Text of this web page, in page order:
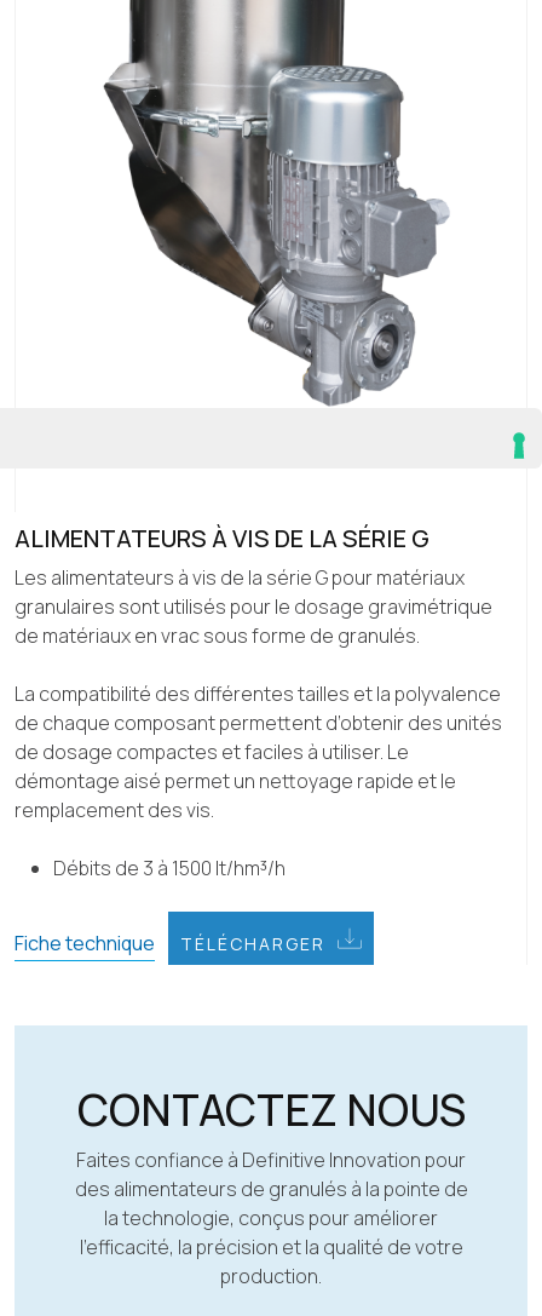
ALIMENTATEURS À VIS DE LA SÉRIE G
Les alimentateurs à vis de la série G pour matériaux
granulaires sont utilisés pour le dosage gravimétrique
de matériaux en vrac sous forme de granulés.
La compatibilité des différentes tailles et la polyvalence
de chaque composant permettent d’obtenir des unités
de dosage compactes et faciles à utiliser. Le
démontage aisé permet un nettoyage rapide et le
remplacement des vis.
Débits de 3 à 1500 lt/hm³/h
Fiche technique TÉLÉCHARGER
CONTACTEZ NOUS
Faites confiance à Definitive Innovation pour
des alimentateurs de granulés à la pointe de
la technologie, conçus pour améliorer
l’efficacité, la précision et la qualité de votre
production.